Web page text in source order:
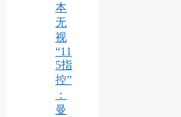
本
无
视
“11
5指
控”
：
曼